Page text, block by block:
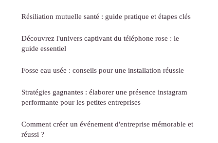
Résiliation mutuelle santé : guide pratique et étapes clés
Découvrez l'univers captivant du téléphone rose : le
guide essentiel
Fosse eau usée : conseils pour une installation réussie
Stratégies gagnantes : élaborer une présence instagram
performante pour les petites entreprises
Comment créer un événement d'entreprise mémorable et
réussi ?